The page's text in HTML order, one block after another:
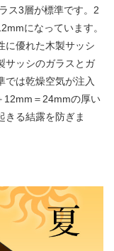
ス3層が標準です。2
になっています。
に優れた木製サッシ
サッシのガラスとガ
では乾燥空気が注入
12mm＝24mmの厚い
きる結露を防ぎま